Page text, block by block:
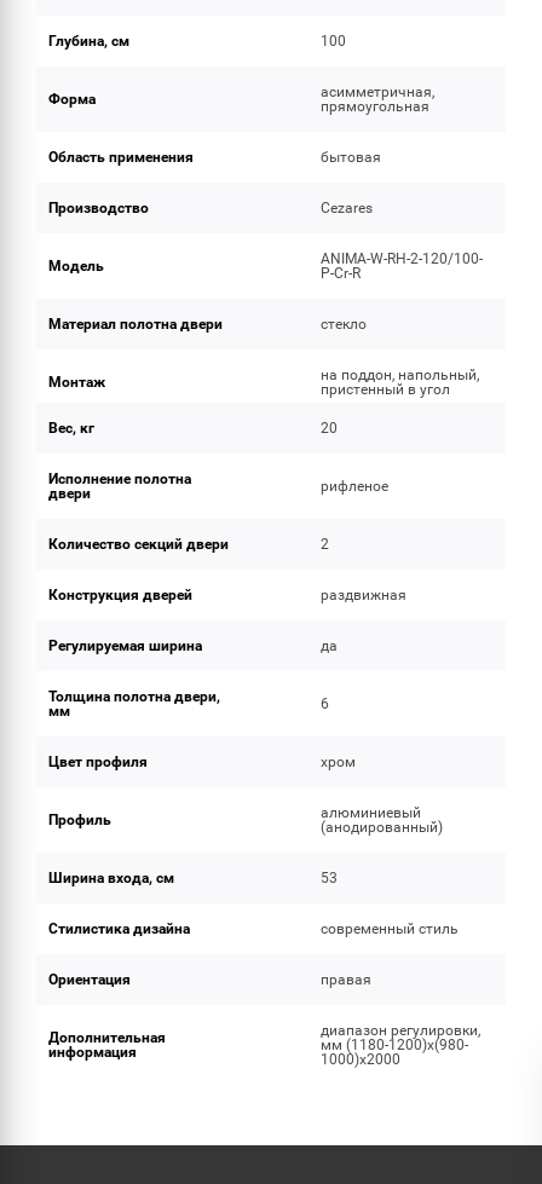
Глубина, см 100
Форма
асимметричная,
прямоугольная
Область применения бытовая
Производство Cezares
Модель
ANIMA-W-RH-2-120/100-
P-Cr-R
Материал полотна двери стекло
Монтаж
на поддон, напольный,
пристенный в угол
Вес, кг 20
Исполнение полотна
двери
рифленое
Количество секций двери 2
Конструкция дверей раздвижная
Регулируемая ширина да
Толщина полотна двери,
мм
6
Цвет профиля хром
Профиль
алюминиевый
(анодированный)
Ширина входа, см 53
Стилистика дизайна современный стиль
Ориентация правая
Дополнительная
информация
диапазон регулировки,
мм (1180-1200)х(980-
1000)х2000